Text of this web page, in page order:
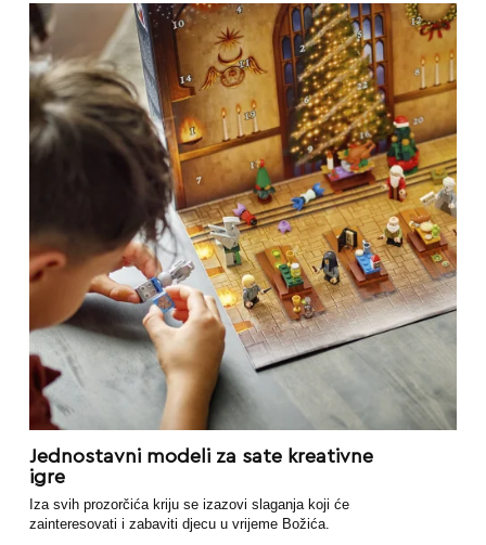
Jednostavni modeli za sate kreativne
igre
Iza svih prozorčića kriju se izazovi slaganja koji će
zainteresovati i zabaviti djecu u vrijeme Božića.